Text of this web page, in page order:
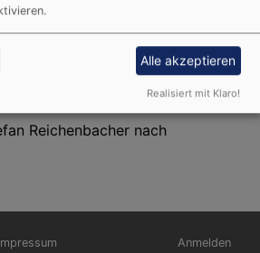
- 18:00
Sie Sekretär Klaus Häußler im
Reichenbacher nach
Anmelden
Alle akzeptieren
Realisiert mit Klaro!